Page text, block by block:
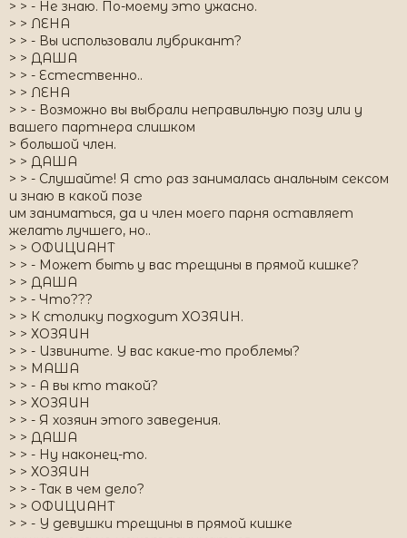
> > - Не знаю. По-моему это ужасно.
> > ЛЕНА
> > - Вы использовали лубрикант?
> > ДАША
> > - Естественно..
> > ЛЕНА
> > - Возможно вы выбрали неправильную позу или у
вашего партнера слишком
> большой член.
> > ДАША
> > - Слушайте! Я сто раз занималась анальным сексом
и знаю в какой позе
им заниматься, да и член моего парня оставляет
желать лучшего, но..
> > ОФИЦИАНТ
> > - Может быть у вас трещины в прямой кишке?
> > ДАША
> > - Что???
> > К столику подходит ХОЗЯИН.
> > ХОЗЯИН
> > - Извините. У вас какие-то проблемы?
> > МАША
> > - А вы кто такой?
> > ХОЗЯИН
> > - Я хозяин этого заведения.
> > ДАША
> > - Ну наконец-то.
> > ХОЗЯИН
> > - Так в чем дело?
> > ОФИЦИАНТ
> > - У девушки трещины в прямой кишке